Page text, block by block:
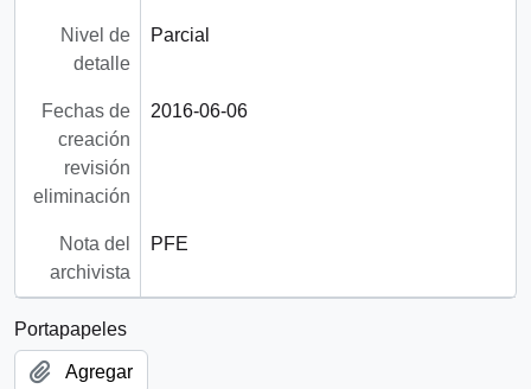
Nivel de
detalle
Parcial
Fechas de
creación
revisión
eliminación
2016-06-06
Nota del
archivista
PFE
Portapapeles
Agregar